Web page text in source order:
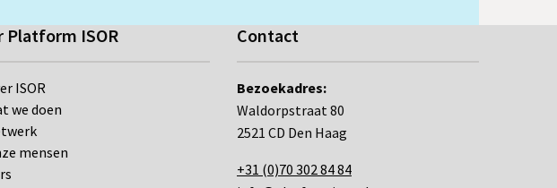
Platform ISOR
ISOR
we doen
mensen
Contact
Bezoekadres:
Waldorpstraat 80
2521 CD Den Haag
+31 (0)70 302 84 84